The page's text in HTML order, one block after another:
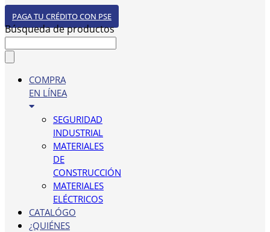
PAGA TU CRÉDITO CON PSE
Búsqueda de productos
COMPRA
EN LÍNEA
SEGURIDAD
INDUSTRIAL
MATERIALES
DE
CONSTRUCCIÓN
MATERIALES
ELÉCTRICOS
CATALÓGO
¿QUIÉNES